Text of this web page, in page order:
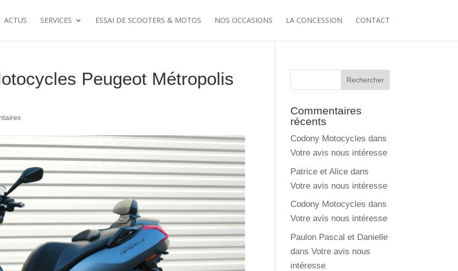
ACTUS SERVICES ESSAI DE SCOOTERS & MOTOS NOS OCCASIONS LA CONCESSION CONTACT
Peugeot Métropolis
Commentaires
récents
Codony Motocycles dans
Votre avis nous intéresse
Patrice et Alice dans
Votre avis nous intéresse
Codony Motocycles dans
Votre avis nous intéresse
Paulon Pascal et Danielle
dansVotre avis nous
intéresse